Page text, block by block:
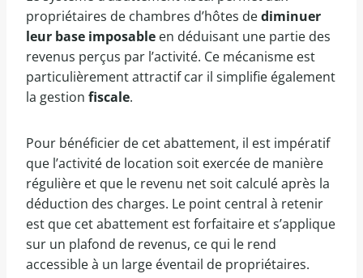
propriétaires de chambres d’hôtes dediminuer
leur base imposable en déduisant une partie des
revenus perçus par l’activité. Ce mécanisme est
particulièrement attractif car il simplifie également
la gestion fiscale.
Pour bénéficier de cet abattement, il est impératif
que l’activité de location soit exercée de manière
régulière et que le revenu net soit calculé après la
déduction des charges. Le point central à retenir
est que cet abattement est forfaitaire et s’applique
sur un plafond de revenus, ce qui le rend
accessible à un large éventail de propriétaires.